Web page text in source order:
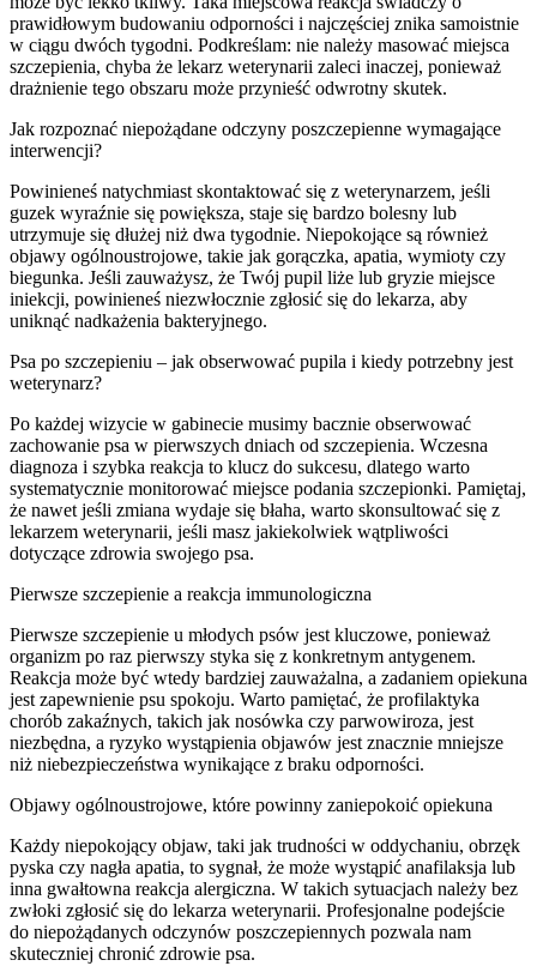
prawidłowym budowaniu odporności i najczęściej znika samoistnie
w ciągu dwóch tygodni. Podkreślam: nie należy masować miejsca
szczepienia, chyba że lekarz weterynarii zaleci inaczej, ponieważ
drażnienie tego obszaru może przynieść odwrotny skutek.
Jak rozpoznać niepożądane odczyny poszczepienne wymagające
interwencji?
Powinieneś natychmiast skontaktować się z weterynarzem, jeśli
guzek wyraźnie się powiększa, staje się bardzo bolesny lub
utrzymuje się dłużej niż dwa tygodnie. Niepokojące są również
objawy ogólnoustrojowe, takie jak gorączka, apatia, wymioty czy
biegunka. Jeśli zauważysz, że Twój pupil liże lub gryzie miejsce
iniekcji, powinieneś niezwłocznie zgłosić się do lekarza, aby
uniknąć nadkażenia bakteryjnego.
Psa po szczepieniu – jak obserwować pupila i kiedy potrzebny jest
weterynarz?
Po każdej wizycie w gabinecie musimy bacznie obserwować
zachowanie psa w pierwszych dniach od szczepienia. Wczesna
diagnoza i szybka reakcja to klucz do sukcesu, dlatego warto
systematycznie monitorować miejsce podania szczepionki. Pamiętaj,
że nawet jeśli zmiana wydaje się błaha, warto skonsultować się z
lekarzem weterynarii, jeśli masz jakiekolwiek wątpliwości
dotyczące zdrowia swojego psa.
Pierwsze szczepienie a reakcja immunologiczna
Pierwsze szczepienie u młodych psów jest kluczowe, ponieważ
organizm po raz pierwszy styka się z konkretnym antygenem.
Reakcja może być wtedy bardziej zauważalna, a zadaniem opiekuna
jest zapewnienie psu spokoju. Warto pamiętać, że profilaktyka
chorób zakaźnych, takich jak nosówka czy parwowiroza, jest
niezbędna, a ryzyko wystąpienia objawów jest znacznie mniejsze
niż niebezpieczeństwa wynikające z braku odporności.
Objawy ogólnoustrojowe, które powinny zaniepokoić opiekuna
Każdy niepokojący objaw, taki jak trudności w oddychaniu, obrzęk
pyska czy nagła apatia, to sygnał, że może wystąpić anafilaksja lub
inna gwałtowna reakcja alergiczna. W takich sytuacjach należy bez
zwłoki zgłosić się do lekarza weterynarii. Profesjonalne podejście
do niepożądanych odczynów poszczepiennych pozwala nam
skuteczniej chronić zdrowie psa.